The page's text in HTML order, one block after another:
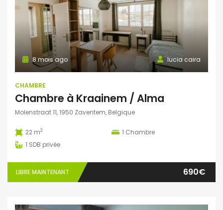
lucia caira
8 mois ago
CHAMBRE
Chambre à Kraainem / Alma
Molenstraat 11, 1950 Zaventem, Belgique
22 m2 1 Chambre
1 SDB privée
LIBRE MAINTENANT 690€